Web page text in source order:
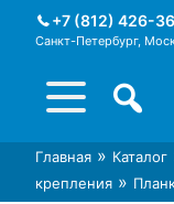
+7 (812) 426-
Санкт-Петербург,
Главная » Каталог
крепления »